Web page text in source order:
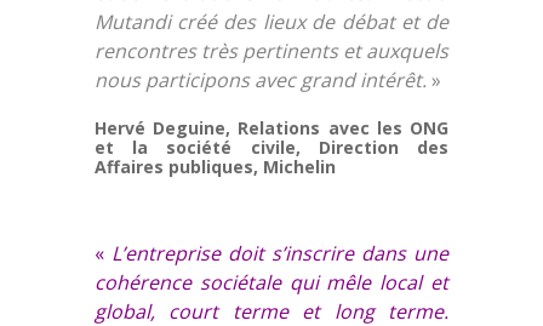
Mutandi créé des lieux de débat et de
rencontres très pertinents et auxquels
nous participons avec grand intérêt. »
Hervé Deguine, Relations avec les ONG
et la société civile, Direction des
Affaires publiques, Michelin
« L’entreprise doit s’inscrire dans une
cohérence sociétale qui mêle local et
global, court terme et long terme.